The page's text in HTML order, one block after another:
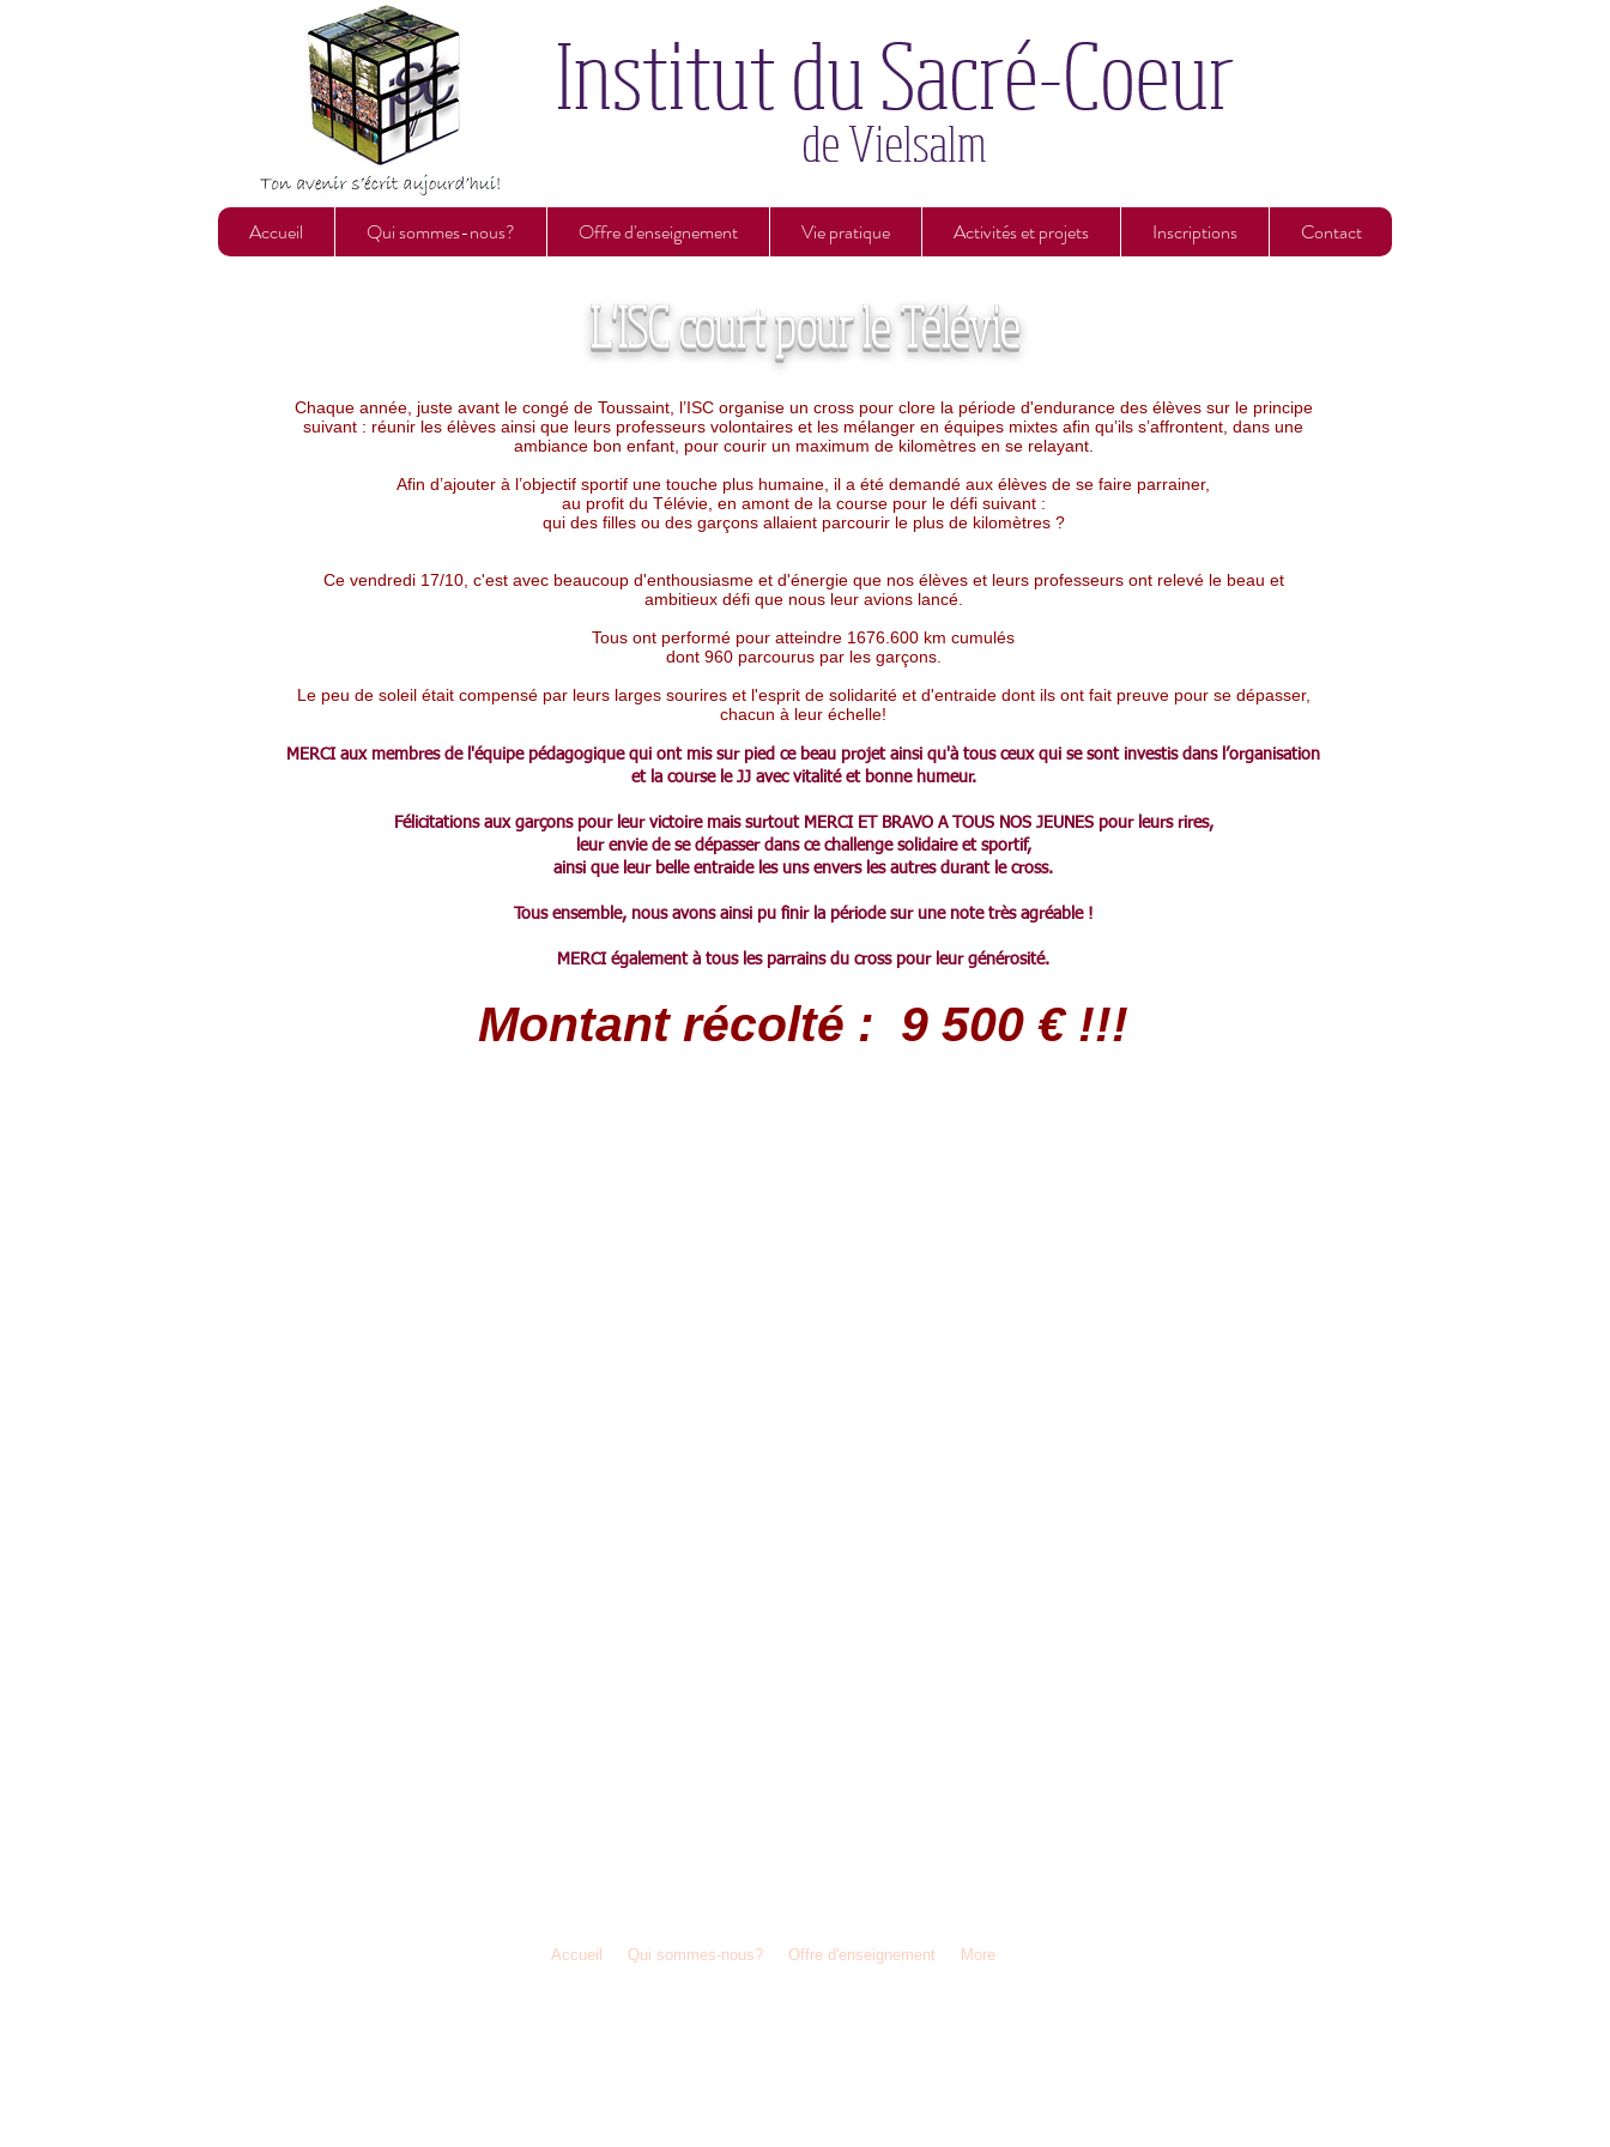
Accueil Qui sommes-nous? Offre d'enseignement Vie pratique Activités et projets Inscriptions Contact
L'ISC court pour le Télévie
Chaque année, juste avant le congé de Toussaint, l’ISC organise un cross pour clore la période d'endurance des élèves sur le principe
suivant : réunir les élèves ainsi que leurs professeurs volontaires et les mélanger en équipes mixtes afin qu’ils s’affrontent, dans une
ambiance bon enfant, pour courir un maximum de kilomètres en se relayant.
Afin d’ajouter à l’objectif sportif une touche plus humaine, il a été demandé aux élèves de se faire parrainer,
au profit du Télévie, en amont de la course pour le défi suivant :
qui des filles ou des garçons allaient parcourir le plus de kilomètres ?
Ce vendredi 17/10, c'est avec beaucoup d'enthousiasme et d'énergie que nos élèves et leurs professeurs ont relevé le beau et
ambitieux défi que nous leur avions lancé.
Tous ont performé pour atteindre 1676.600 km cumulés
dont 960 parcourus par les garçons.
Le peu de soleil était compensé par leurs larges sourires et l'esprit de solidarité et d'entraide dont ils ont fait preuve pour se dépasser,
chacun à leur échelle!
MERCI aux membres de l'équipe pédagogique qui ont mis sur pied ce beau projet ainsi qu'à tous ceux qui se sont investis dans l’organisation
et la course le JJ avec vitalité et bonne humeur.
Félicitations aux garçons pour leur victoire mais surtout MERCI ET BRAVO A TOUS NOS JEUNES pour leurs rires,
leur envie de se dépasser dans ce challenge solidaire et sportif,
ainsi que leur belle entraide les uns envers les autres durant le cross.
Tous ensemble, nous avons ainsi pu finir la période sur une note très agréable !
MERCI également à tous les parrains du cross pour leur générosité.
Montant récolté : 9 500 € !!!
Accueil Qui sommes-nous? Offre d'enseignement More